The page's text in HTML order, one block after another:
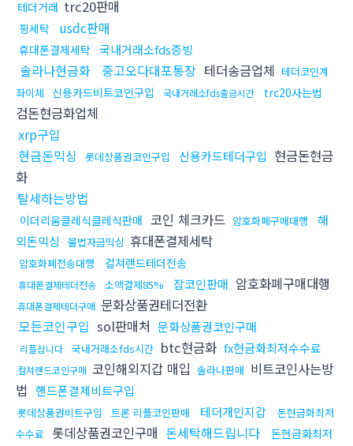
테더거래 trc20판매
핑세탁 usdc판매
휴대폰결제세탁 국내거래소fds증빙
솔라나현금화 중고오다대포통장 테더송금업체 테더코인계
좌이체
신용카드비트코인구입 국내거래소fds출금시간 trc20사는법
검돈현금화업체
xrp구입
현금돈믹싱
롯데상품권코인구입 신용카드테더구입 현금돈현금
화
탈세하는방법
이더리움클레식클레식판매 코인 체크카드 암호화폐구매대행
해
외돈믹싱
불법자금믹싱 휴대폰결제세탁
암호화폐전송대행 컬쳐랜드테더전송
휴대폰결제테더전송 소액결제85% 잡코인판매 암호화폐구매대행
휴대폰결제테더구매 문화상품권테더전환
모든코인구입 sol판매처 문화상품권코인구매
리플삽니다 국내거래소fds시간 btc현금화 fx현금화최저수수료
컬쳐랜드코인구매 코인해외지갑 매입 솔라나판매 비트코인사는방
법 핸드폰결제비트구입
롯데상품권비트구입 트론 리플코인판매 테더개인지갑
돈현금화최저
수수료
롯데상품권코인구매 돈세탁해드립니다
돈현금화최저